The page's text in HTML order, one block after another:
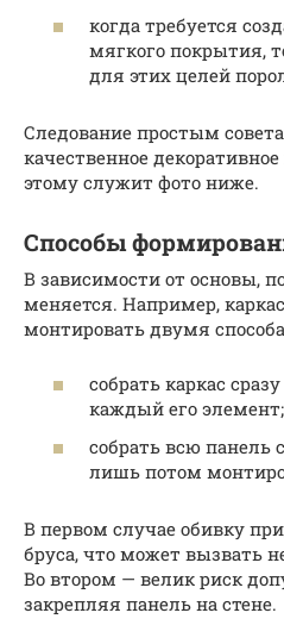
когда требуется
мягкого покрытия,
для этих целей
Следование простым
качественное
этому служит фото ниже.
Способы
В зависимости от основы,
меняется. Например,
монтировать двумя
собрать каркас
каждый его элемент;
собрать всю панель
лишь потом
В первом случае обивку
бруса, что может вызвать
Во втором — велик риск
закрепляя панель на стене.